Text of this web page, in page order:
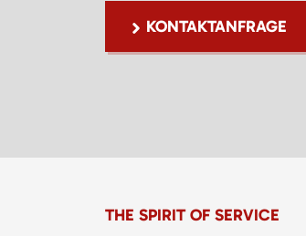
KONTAKTANFRAGE
THE SPIRIT OF SERVICE